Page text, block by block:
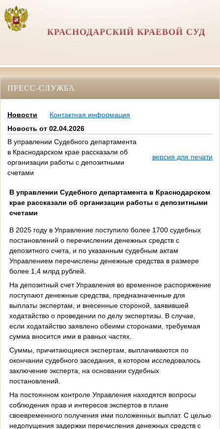
КРАСНОДАРСКИЙ КРАЕВОЙ СУД
ПРЕСС-СЛУЖБА
Новости
Контактная информация
Новость от 02.04.2026
В управлении Судебного департамента
в Краснодарском крае рассказали об
организации работы с депозитными
счетами
версия для печати
В управлении Судебного департамента в Краснодарском
крае рассказали об организации работы с депозитными
счетами
В 2025 году в Управление поступило более 1700 судебных
постановлений о перечислении денежных средств с
депозитного счета, и по указанным судебным актам
Управлением перечислены денежные средства в размере
более 1,4 млрд рублей.
На депозитный счет Управления во временное распоряжение
поступают денежные средства, предназначенные для
выплаты экспертам, и внесенные стороной, заявившей
ходатайство о проведении по делу экспертизы. В случае,
если ходатайство заявлено обеими сторонами, требуемая
сумма вносится ими в равных частях.
Суммы, причитающиеся экспертам, выплачиваются по
окончании судебного заседания, в котором исследовалось
заключение эксперта, на основании судебных
постановлений.
На постоянном контроле Управления находятся вопросы
соблюдения прав и интересов экспертов в плане
своевременного получения ими положенных выплат. С целью
недопущения задержки перечисления денежных средств с